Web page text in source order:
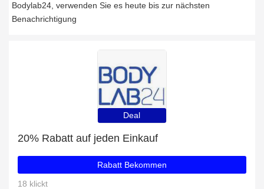
Bodylab24, verwenden Sie es heute bis zur nächsten
Benachrichtigung
Deal
20% Rabatt auf jeden Einkauf
Rabatt Bekommen
18 klickt